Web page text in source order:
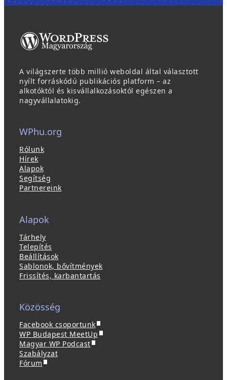
A világszerte több millió weboldal által választott
nyílt forráskódú publikációs platform – az
alkotóktól és kisvállalkozásoktól egészen a
nagyvállalatokig.
WPhu.org
Rólunk
Hírek
Alapok
Segítség
Partnereink
Alapok
Tárhely
Telepítés
Beállítások
Sablonok, bővítmények
Frissítés, karbantartás
Közösség
Facebook csoportunk(
ú
j
WP Budapest MeetUp (
Magyar WP Podcast(
Szabályzat
Fórum (